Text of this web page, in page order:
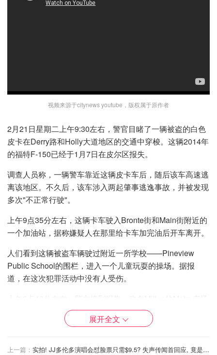
视频来源于citynews youtube，版权属于原作者
2月21日星期二上午9:30左右，警官目睹了一辆被盗的白色
皮卡在Derry路和Holly大道地区的交通中穿梭。这辆2014年
的福特F-150已经于1月7日在皮尔区报失。
调查人员称，一辆警车靠近这辆皮卡车后，随后该车高速逃
离该地区。不久后，该车涉入两起肇事逃逸事故，并被发现
多次"不正常行驶"。
上午9点35分左右，这辆卡车驶入Bronte街和Main街附近的
一个加油站，据称嫌疑人在那里给卡车加完油后开车离开。
人们看到这辆被盗车辆驶过附近一所学校——Pineview
Public School的围栏，进入一个儿童玩耍的操场。据报
道，在这次犯罪活动中没有人受伤。
上午9点40分左右，警方接到报告，称在Milton的Metro广场
停车场发生劫车事件。调查人员说，同一辆被盗卡车在停车
场内撞上了一辆本田CRV。随后，两名嫌疑人从皮卡上下
强行拉下来并控制了车辆。
展开全文
上一篇：
实拍! JJ多伦多演唱会怼脸票只需$9.5? 失声传闻首回应, 竟是因...（附入场攻略）